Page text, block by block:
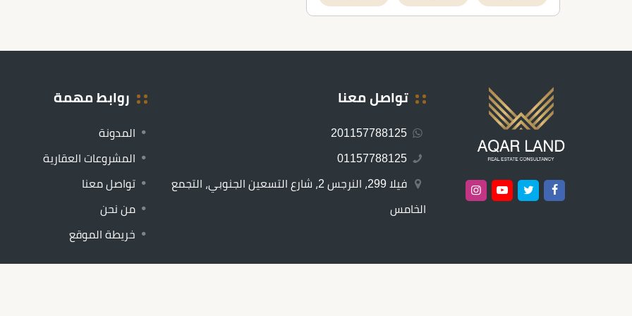
تواصل معنا
فيلا 299، النرجس 2، شارع التسعين الجنوبي، التجمع
الخامس
روابط مهمة
المدونة
المشروعات العقارية
تواصل معنا
من نحن
خريطة الموقع